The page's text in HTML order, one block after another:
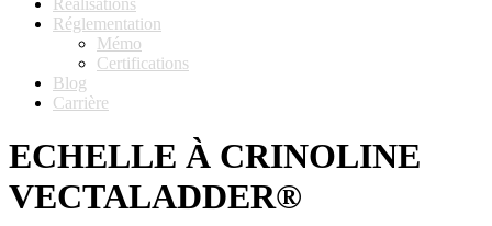
Réglementation
Mémo
Certifications
Blog
Carrière
ECHELLE À CRINOLINE
VECTALADDER®